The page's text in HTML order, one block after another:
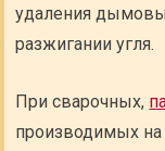
удаления
разжигании угля.
При сварочных,
производимых на